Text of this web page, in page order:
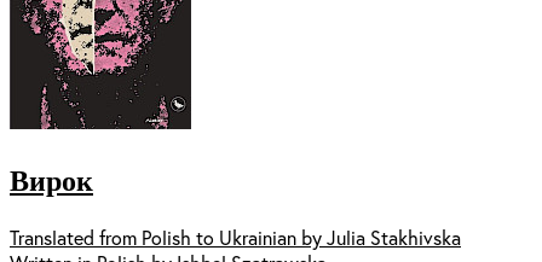
Вирок
Translated from Polish to Ukrainian by Julia Stakhivska